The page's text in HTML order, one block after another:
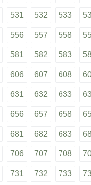
531 532 533
556 557 558
581 582 583
606 607 608
631 632 633
656 657 658
681 682 683
706 707 708
731 732 733